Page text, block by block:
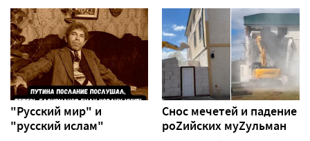
"Русский мир" и
"русский ислам"
Снос мечетей и падение
роZийских муZульман